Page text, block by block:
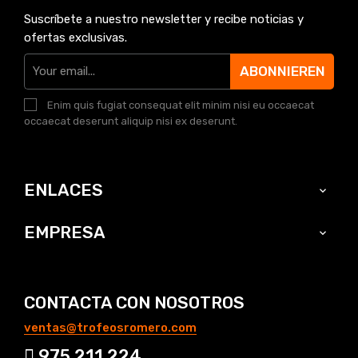
Suscríbete a nuestro newsletter y recibe noticias y
ofertas exclusivas.
ABONNIEREN
Enim quis fugiat consequat elit minim nisi eu occaecat
occaecat deserunt aliquip nisi ex deserunt.
ENLACES 
EMPRESA 
CONTACTA CON NOSOTROS
ventas@trofeosromero.com